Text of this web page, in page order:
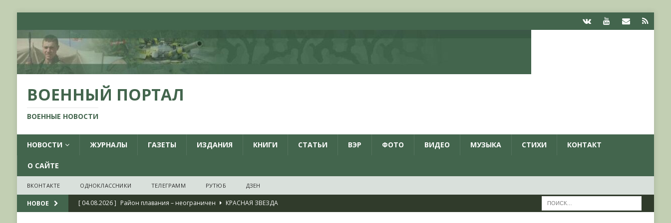
ВОЕННЫЙ ПОРТАЛ
ВОЕННЫЕ НОВОСТИ
НОВОСТИ ЖУРНАЛЫ ГАЗЕТЫ ИЗДАНИЯ КНИГИ СТАТЬИ ВЭР ФОТО ВИДЕО МУЗЫКА СТИХИ КОНТАКТ
О САЙТЕ
ВКОНТАКТЕ ОДНОКЛАССНИКИ ТЕЛЕГРАММ РУТЮБ ДЗЕН
НОВОЕ [ 04.08.2026 ] Район плавания – неограничен
КРАСНАЯ ЗВЕЗДА